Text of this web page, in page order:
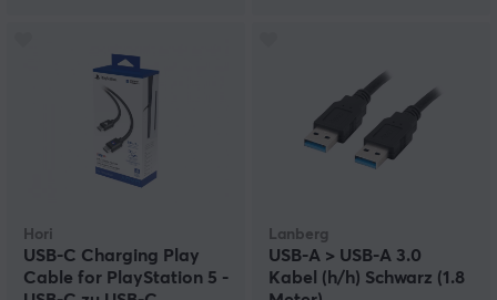
Hori
USB-C Charging Play
Cable for PlayStation 5 -
Lanberg
USB-A > USB-A 3.0
Kabel (h/h) Schwarz (1.8